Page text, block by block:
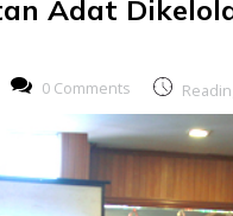
Adat
0 Comments